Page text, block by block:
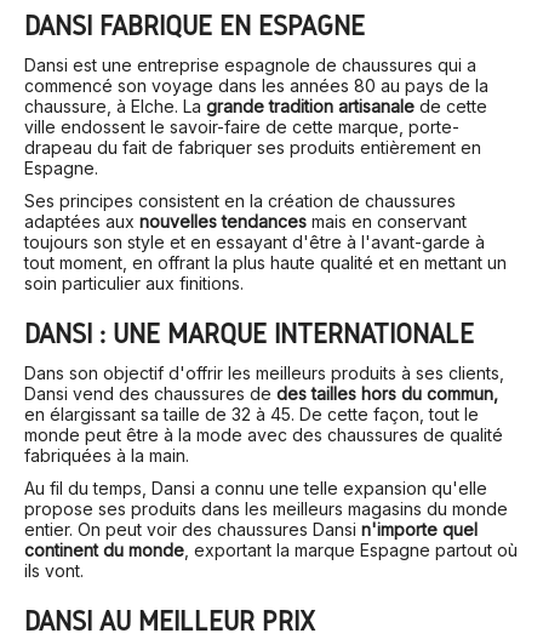
DANSI FABRIQUÉ EN ESPAGNE
Dansi est une entreprise espagnole de chaussures qui a
commencé son voyage dans les années 80 au pays de la
chaussure, à Elche. La grande tradition artisanale de cette
ville endossent le savoir-faire de cette marque, porte-
drapeau du fait de fabriquer ses produits entièrement en
Espagne.
Ses principes consistent en la création de chaussures
adaptées aux nouvelles tendances mais en conservant
toujours son style et en essayant d'être à l'avant-garde à
tout moment, en offrant la plus haute qualité et en mettant un
soin particulier aux finitions.
DANSI : UNE MARQUE INTERNATIONALE
Dans son objectif d'offrir les meilleurs produits à ses clients,
Dansi vend des chaussures de des tailles hors du commun,
en élargissant sa taille de 32 à 45. De cette façon, tout le
monde peut être à la mode avec des chaussures de qualité
fabriquées à la main.
Au fil du temps, Dansi a connu une telle expansion qu'elle
propose ses produits dans les meilleurs magasins du monde
entier. On peut voir des chaussures Dansi n'importe quel
continent du monde, exportant la marque Espagne partout où
ils vont.
DANSI AU MEILLEUR PRIX